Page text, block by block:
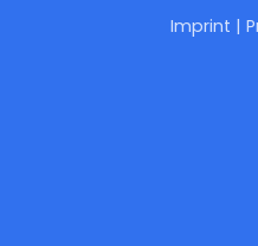
Imprint |